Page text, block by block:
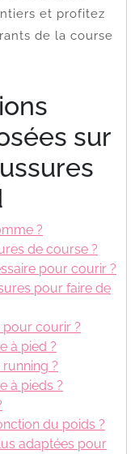
et profitez
de la course
sur
?
de course ?
pour courir ?
pour faire de
pour courir ?
à pied ?
?
à pieds ?
du poids ?
adaptées pour